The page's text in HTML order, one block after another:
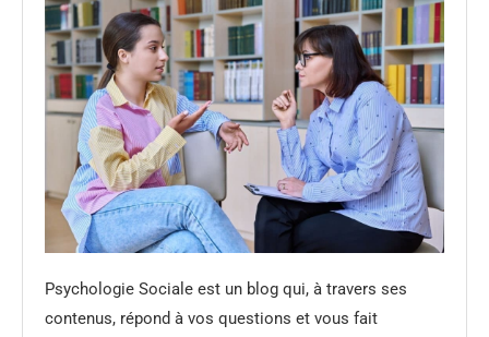
Psychologie Sociale est un blog qui, à travers ses
contenus, répond à vos questions et vous fait